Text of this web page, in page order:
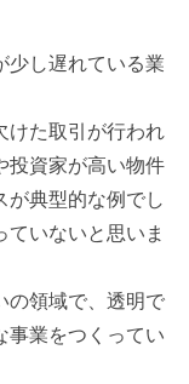
少し遅れている業
けた取引が行われ
投資家が高い物件
が典型的な例でし
ていないと思いま
の領域で、透明で
事業をつくってい